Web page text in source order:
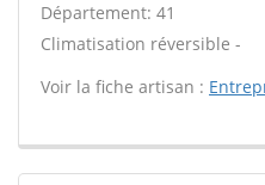
Département: 41
Climatisation réversible -
Voir la fiche artisan :